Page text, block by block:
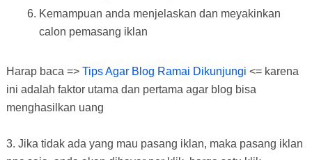
Kemampuan anda menjelaskan dan meyakinkan
calon pemasang iklan
Harap baca => Tips Agar Blog Ramai Dikunjungi <= karena
ini adalah faktor utama dan pertama agar blog bisa
menghasilkan uang
3. Jika tidak ada yang mau pasang iklan, maka pasang iklan